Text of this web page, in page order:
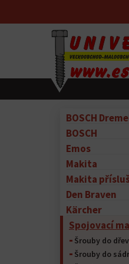
BOSCH
BOSCH
Emos
Makita
Makita
Den Braven
Kärcher
Spojovací
Šrouby do
Šrouby do